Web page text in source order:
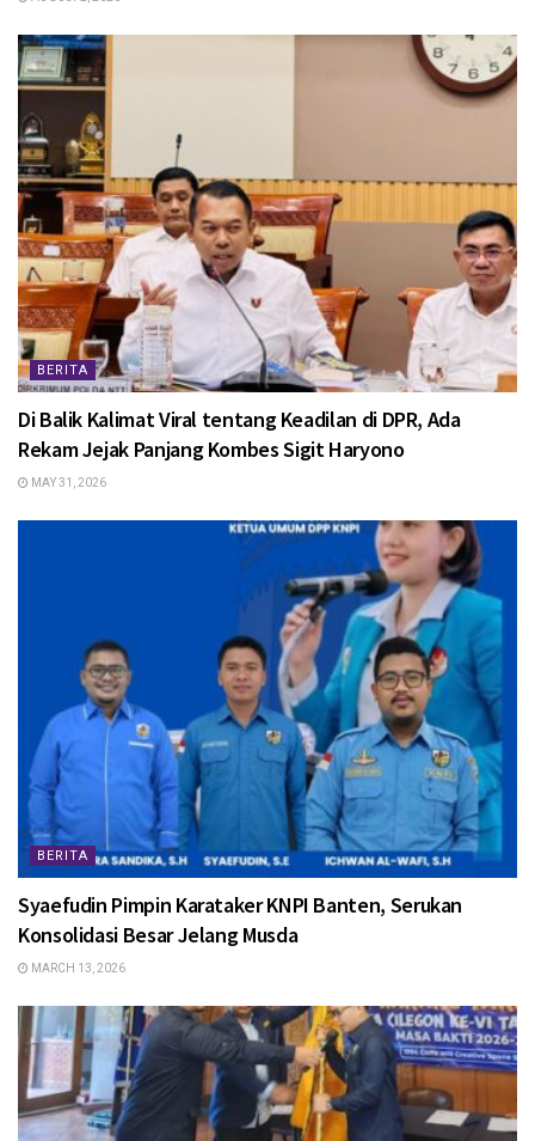
BERITA
Di Balik Kalimat Viral tentang Keadilan di DPR, Ada
Rekam Jejak Panjang Kombes Sigit Haryono
MAY 31, 2026
BERITA
Syaefudin Pimpin Karataker KNPI Banten, Serukan
Konsolidasi Besar Jelang Musda
MARCH 13, 2026